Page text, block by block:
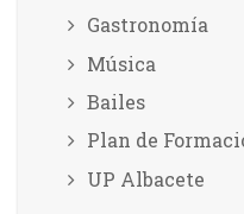
Gastronomía
Música
Bailes
Plan de
UP Albacete